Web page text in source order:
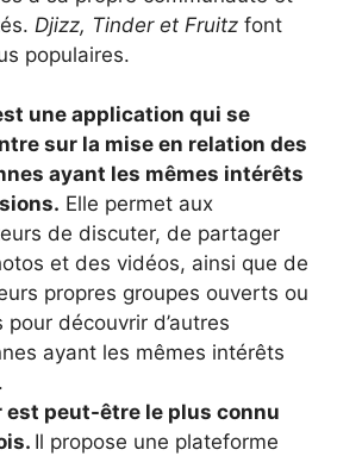
Djizz, Tinder et Fruitz font
populaires.
une application qui se
sur la mise en relation des
ayant les mêmes intérêts
Elle permet aux
de discuter, de partager
et des vidéos, ainsi que de
propres groupes ouverts ou
pour découvrir d’autres
ayant les mêmes intérêts
est peut-être le plus connu
Il propose une plateforme